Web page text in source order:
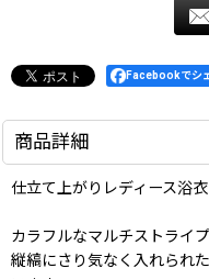
Facebookでシ
商品詳細
仕立て上がりレディース浴
カラフルなマルチストライプ
縦縞にさり気なく入れられ